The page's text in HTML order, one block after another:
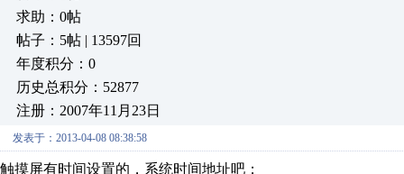
求助：0帖
帖子：5帖 | 13597回
年度积分：0
历史总积分：52877
注册：2007年11月23日
发表于：2013-04-08 08:38:58
触摸屏有时间设置的，系统时间地址吧；